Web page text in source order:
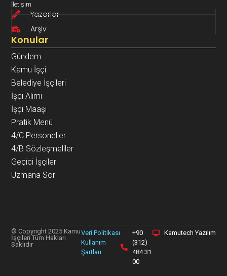
İletişim
Yazarlar
Arşiv
Konular
Gündem
Kamu İşçi
Belediye İşçileri
İşçi Alımı
İşçi Maaşı
Pratik Menü
4/C Personeller
4/B Sözleşmeliler
Geçici İşçiler
Uzmana Sor
© Copyright 2025 Kamu
İşçileri Tüm Hakları
Saklıdır
Veri Politikası
Kullanım
Şartları
+90
(312)
484 31
00
Kamutech Yazılım